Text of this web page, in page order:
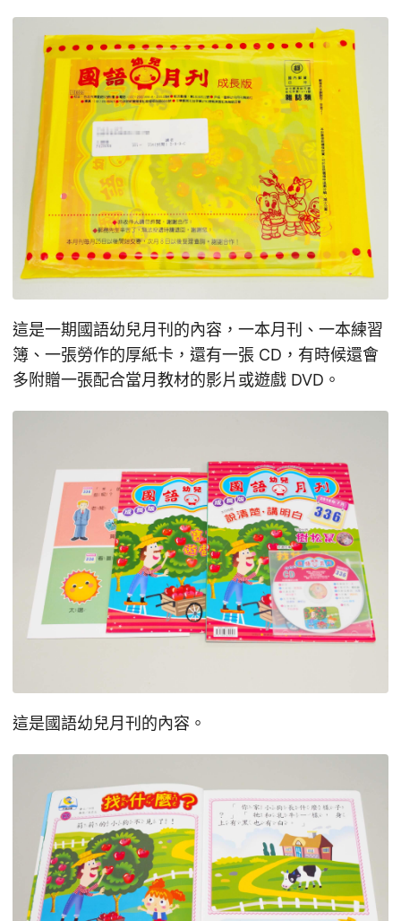
這是一期國語幼兒月刊的內容，一本月刊、一本練習
簿、一張勞作的厚紙卡，還有一張 CD，有時候還會
多附贈一張配合當月教材的影片或遊戲 DVD。
這是國語幼兒月刊的內容。